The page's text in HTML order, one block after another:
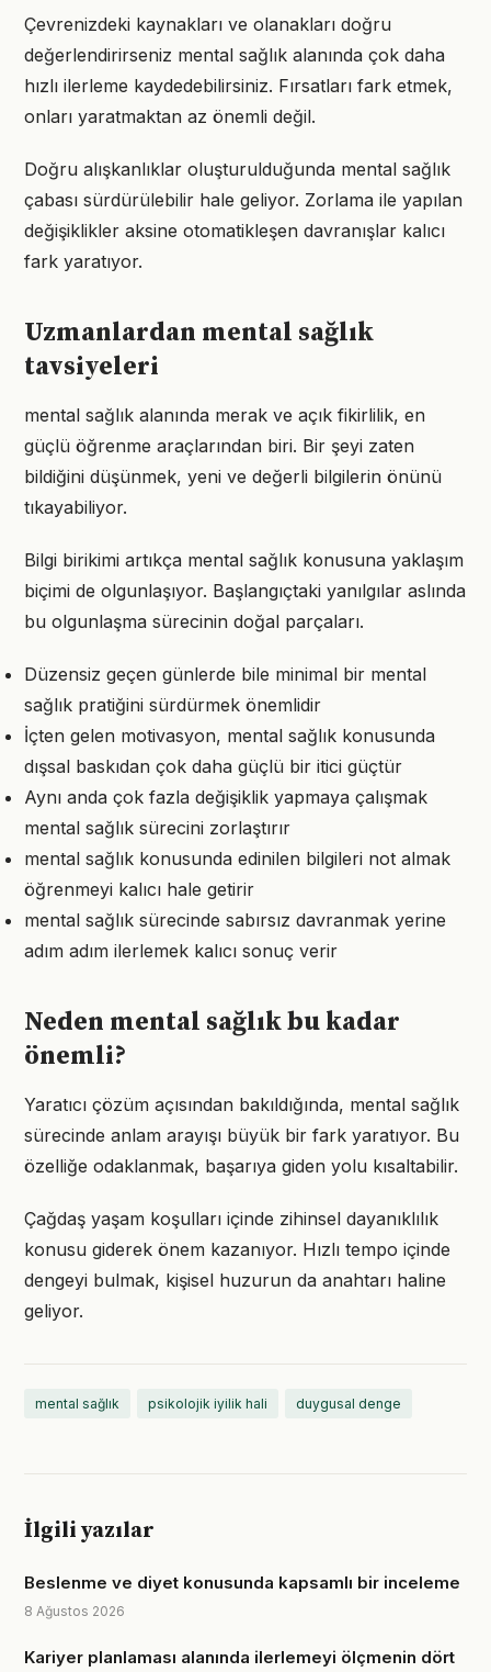
Çevrenizdeki kaynakları ve olanakları doğru
değerlendirirseniz mental sağlık alanında çok daha
hızlı ilerleme kaydedebilirsiniz. Fırsatları fark etmek,
onları yaratmaktan az önemli değil.
Doğru alışkanlıklar oluşturulduğunda mental sağlık
çabası sürdürülebilir hale geliyor. Zorlama ile yapılan
değişiklikler aksine otomatikleşen davranışlar kalıcı
fark yaratıyor.
Uzmanlardan mental sağlık
tavsiyeleri
mental sağlık alanında merak ve açık fikirlilik, en
güçlü öğrenme araçlarından biri. Bir şeyi zaten
bildiğini düşünmek, yeni ve değerli bilgilerin önünü
tıkayabiliyor.
Bilgi birikimi artıkça mental sağlık konusuna yaklaşım
biçimi de olgunlaşıyor. Başlangıçtaki yanılgılar aslında
bu olgunlaşma sürecinin doğal parçaları.
Düzensiz geçen günlerde bile minimal bir mental
sağlık pratiğini sürdürmek önemlidir
İçten gelen motivasyon, mental sağlık konusunda
dışsal baskıdan çok daha güçlü bir itici güçtür
Aynı anda çok fazla değişiklik yapmaya çalışmak
mental sağlık sürecini zorlaştırır
mental sağlık konusunda edinilen bilgileri not almak
öğrenmeyi kalıcı hale getirir
mental sağlık sürecinde sabırsız davranmak yerine
adım adım ilerlemek kalıcı sonuç verir
Neden mental sağlık bu kadar
önemli?
Yaratıcı çözüm açısından bakıldığında, mental sağlık
sürecinde anlam arayışı büyük bir fark yaratıyor. Bu
özelliğe odaklanmak, başarıya giden yolu kısaltabilir.
Çağdaş yaşam koşulları içinde zihinsel dayanıklılık
konusu giderek önem kazanıyor. Hızlı tempo içinde
dengeyi bulmak, kişisel huzurun da anahtarı haline
geliyor.
mental sağlık psikolojik iyilik hali duygusal denge
İlgili yazılar
Beslenme ve diyet konusunda kapsamlı bir inceleme
8 Ağustos 2026
Kariyer planlaması alanında ilerlemeyi ölçmenin dört